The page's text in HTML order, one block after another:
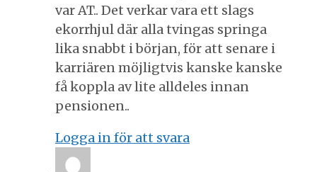
var AT.. Det verkar vara ett slags
ekorrhjul där alla tvingas springa
lika snabbt i början, för att senare i
karriären möjligtvis kanske kanske
få koppla av lite alldeles innan
pensionen..
Logga in för att svara